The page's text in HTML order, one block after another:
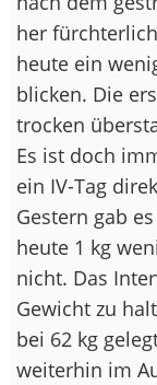
her
heute ein
blicken. Die
trocken
Es ist doch
ein IV-Tag
Gestern gab
heute 1 kg
nicht. Das
Gewicht zu
bei 62 kg
weiterhin im